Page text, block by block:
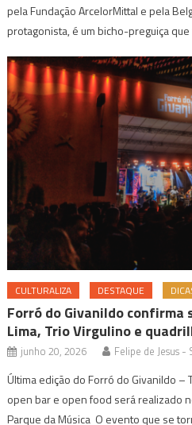
pela Fundação ArcelorMittal e pela
protagonista, é um bicho-preguiça
CULTURALIZA DESTAQUE
Forró do Givanildo confirma
Lima, Trio Virgulino e
junho 20, 2026 Felipe de Jesus
Última edição do Forró do Givanildo –
open bar e open food será realizado
Parque da Música O evento que se